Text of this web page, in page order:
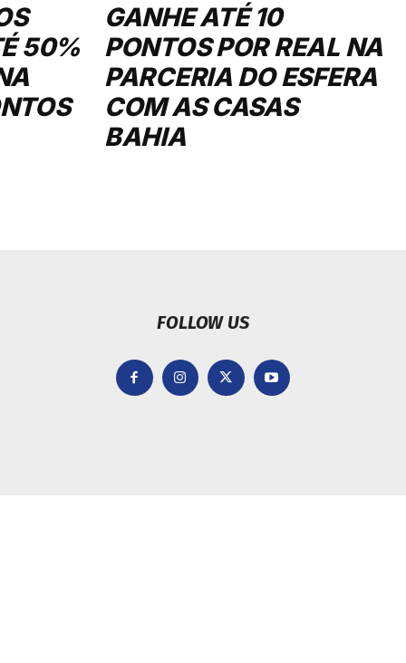
50%
GANHE ATÉ 10
PONTOS POR REAL NA
PARCERIA DO ESFERA
COM AS CASAS
BAHIA
FOLLOW US